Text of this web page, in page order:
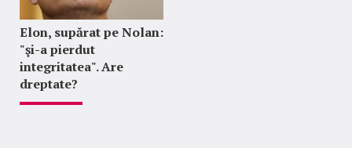
Elon, supărat pe Nolan:
"şi-a pierdut
integritatea". Are
dreptate?